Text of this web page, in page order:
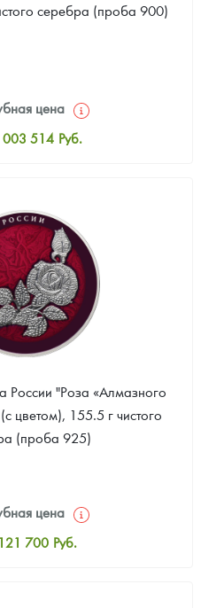
серебра (проба 900)
цена
003 514 Руб.
выкупа
Звоните
России "Роза «Алмазного
цветом), 155.5 г чистого
(проба 925)
цена
121 700 Руб.